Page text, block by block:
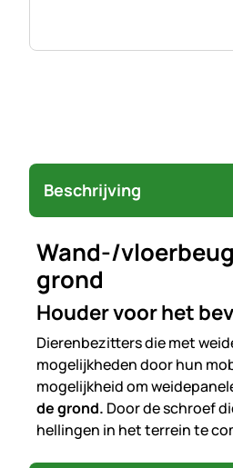
Beschrijving
Wand-/
grond
Houder voor het
Dierenbezitters die met
mogelijkheden door hun
mogelijkheid om
de grond. Door de schroef
hellingen in het terrein te